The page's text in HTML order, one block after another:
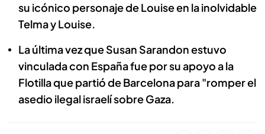
su icónico personaje de Louise en la inolvidable
Telma y Louise.
La última vez que Susan Sarandon estuvo
vinculada con España fue por su apoyo a la
Flotilla que partió de Barcelona para "romper el
asedio ilegal israelí sobre Gaza.